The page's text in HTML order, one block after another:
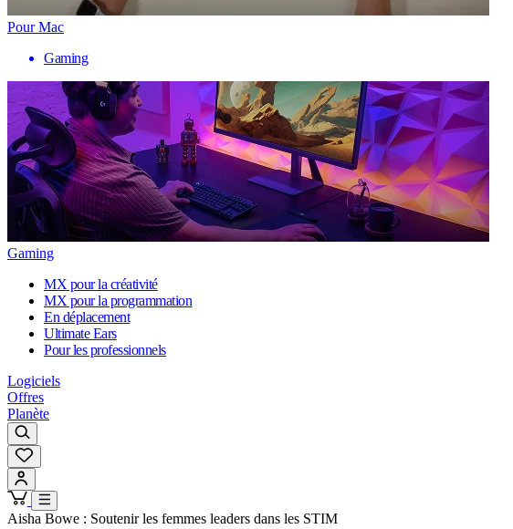
Pour Mac
Gaming
Gaming
MX pour la créativité
MX pour la programmation
En déplacement
Ultimate Ears
Pour les professionnels
Logiciels
Offres
Planète
Aisha Bowe : Soutenir les femmes leaders dans les STIM